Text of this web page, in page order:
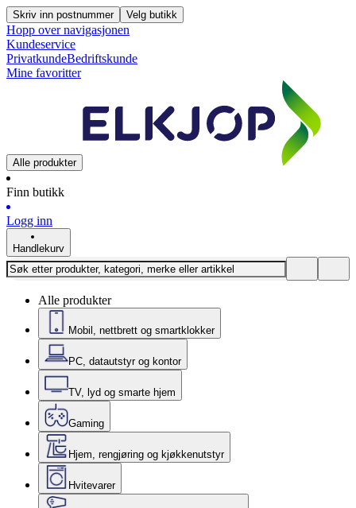
Skriv inn postnummer Velg butikk
Hopp over navigasjonen
Kundeservice
PrivatkundeBedriftskunde
Mine favoritter
Alle produkter
Finn butikk
Logg inn
Handlekurv
Alle produkter
Mobil, nettbrett og smartklokker
PC, datautstyr og kontor
TV, lyd og smarte hjem
Gaming
Hjem, rengjøring og kjøkkenutstyr
Hvitevarer